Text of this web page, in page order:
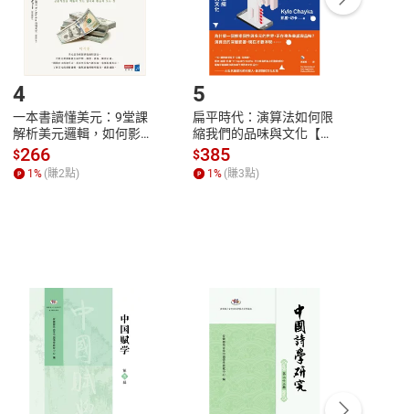
號，下載書籍後看書
客服資訊
4
一本書讀懂美元：9堂課
解析美元邏輯，如何影響
全球經濟和每個人的投資
【電子書】
$266
1% (賺2點)
5
扁平時代：演算法如何限
縮我們的品味與文化【電
子書】
$385
1% (賺3點)